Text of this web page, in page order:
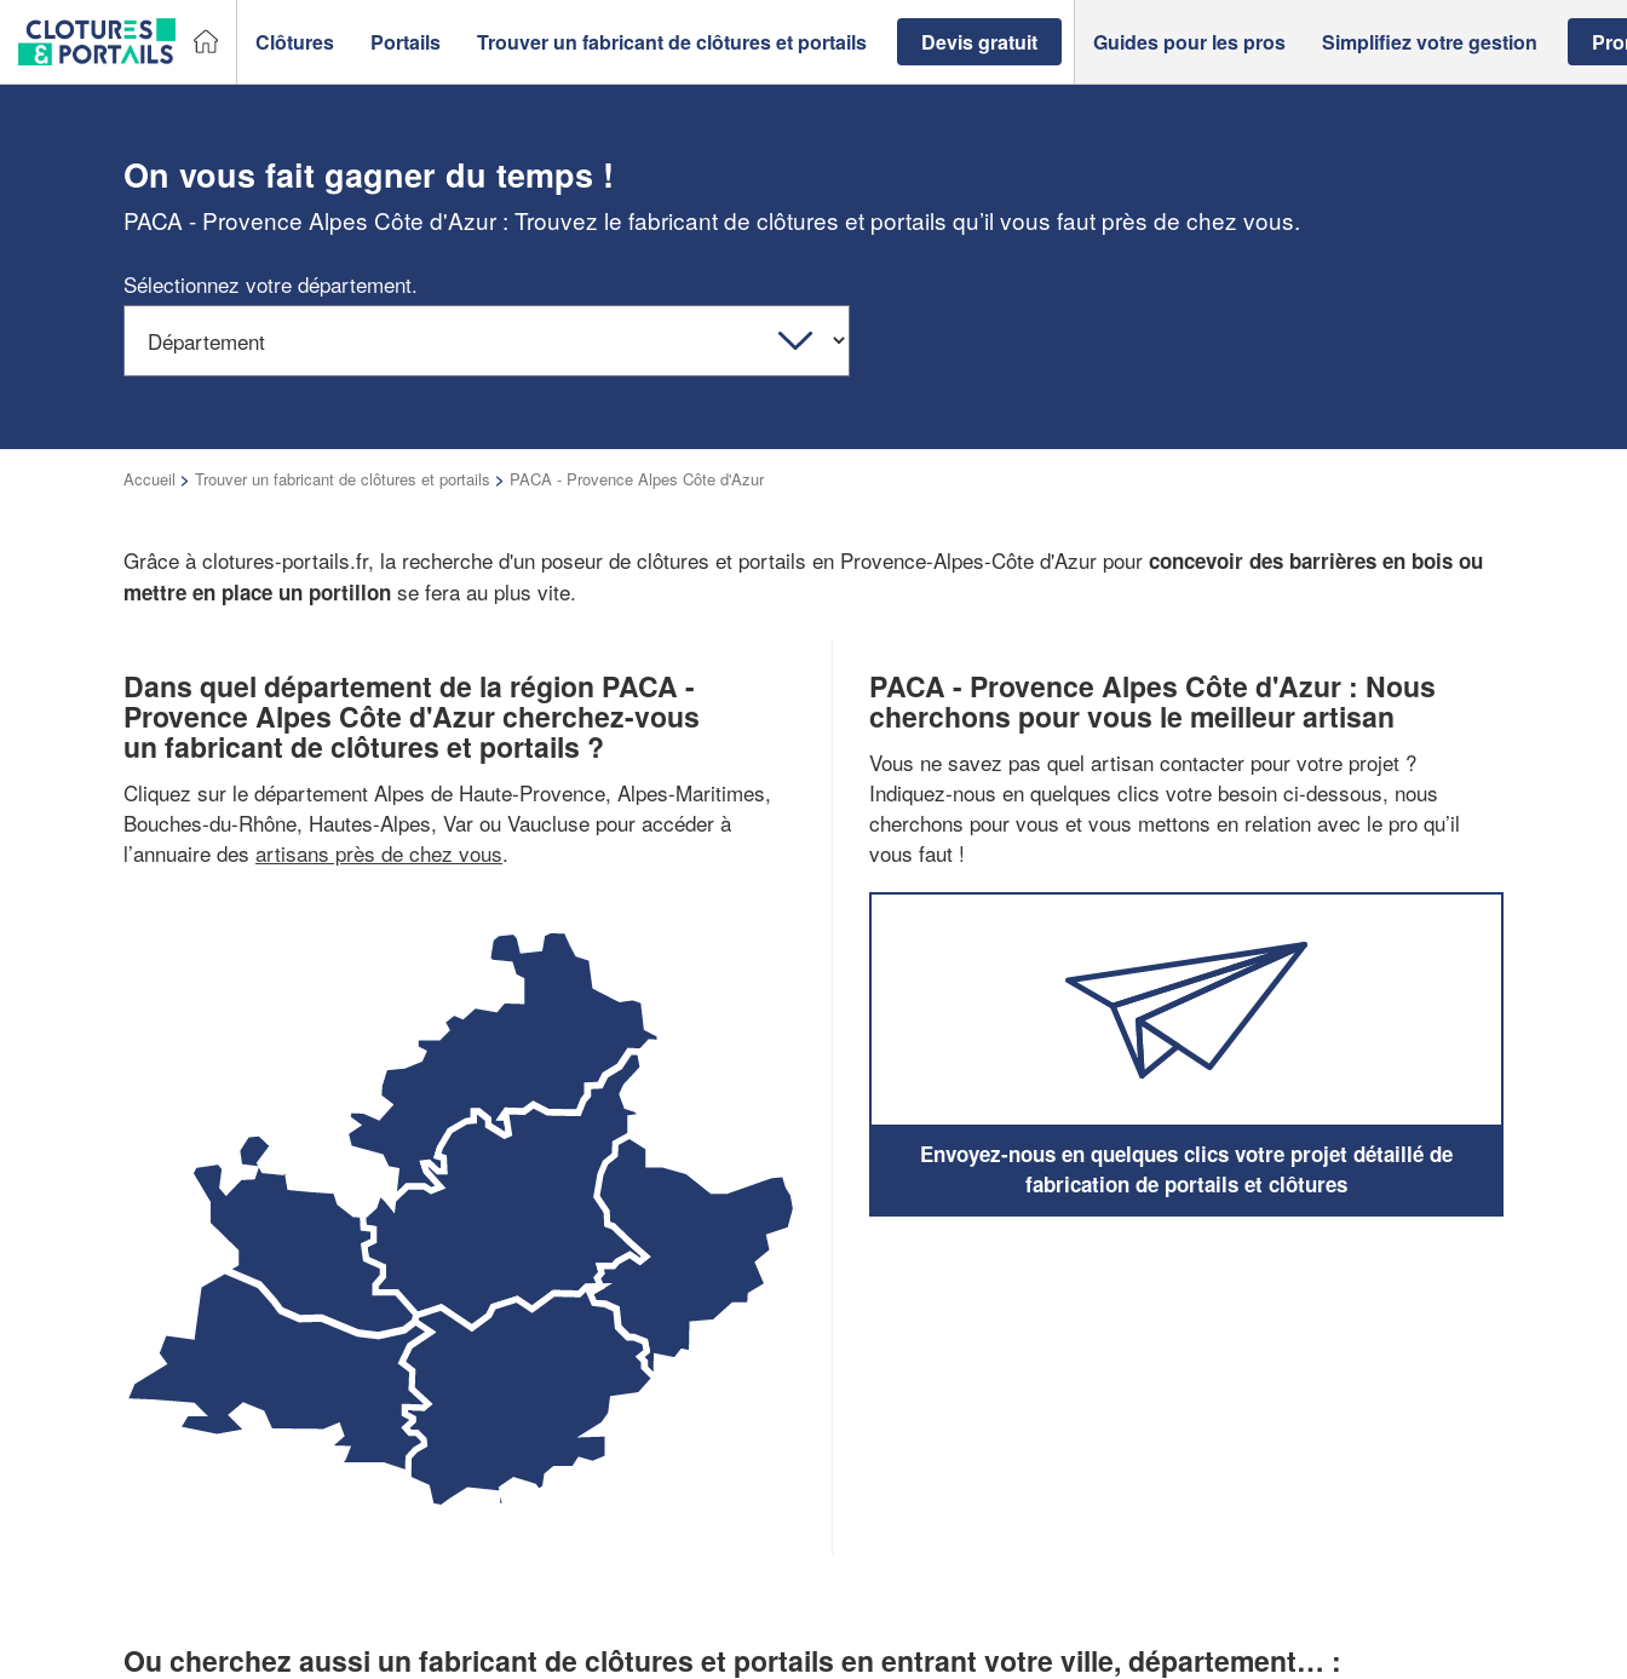
Clôtures Portails Trouver un fabricant de clôtures et portails Devis gratuit Guides pour les pros Simplifiez votre gestion
On vous fait gagner du temps !
PACA - Provence Alpes Côte d'Azur : Trouvez le fabricant de clôtures et portails qu’il vous faut près de chez vous.
Sélectionnez votre département.
Accueil > Trouver un fabricant de clôtures et portails > PACA - Provence Alpes Côte d'Azur
Grâce à clotures-portails.fr, la recherche d'un poseur de clôtures et portails en Provence-Alpes-Côte d'Azur pour concevoir des barrières en bois ou
mettre en place un portillon se fera au plus vite.
Dans quel département de la région PACA -
Provence Alpes Côte d'Azur cherchez-vous
un fabricant de clôtures et portails ?
Cliquez sur le département Alpes de Haute-Provence, Alpes-Maritimes,
Bouches-du-Rhône, Hautes-Alpes, Var ou Vaucluse pour accéder à
l’annuaire des artisans près de chez vous.
PACA - Provence Alpes Côte d'Azur : Nous
cherchons pour vous le meilleur artisan
Vous ne savez pas quel artisan contacter pour votre projet ?
Indiquez-nous en quelques clics votre besoin ci-dessous, nous
cherchons pour vous et vous mettons en relation avec le pro qu’il
vous faut !
Envoyez-nous en quelques clics votre projet détaillé de
fabrication de portails et clôtures
Ou cherchez aussi un fabricant de clôtures et portails en entrant votre ville, département… :